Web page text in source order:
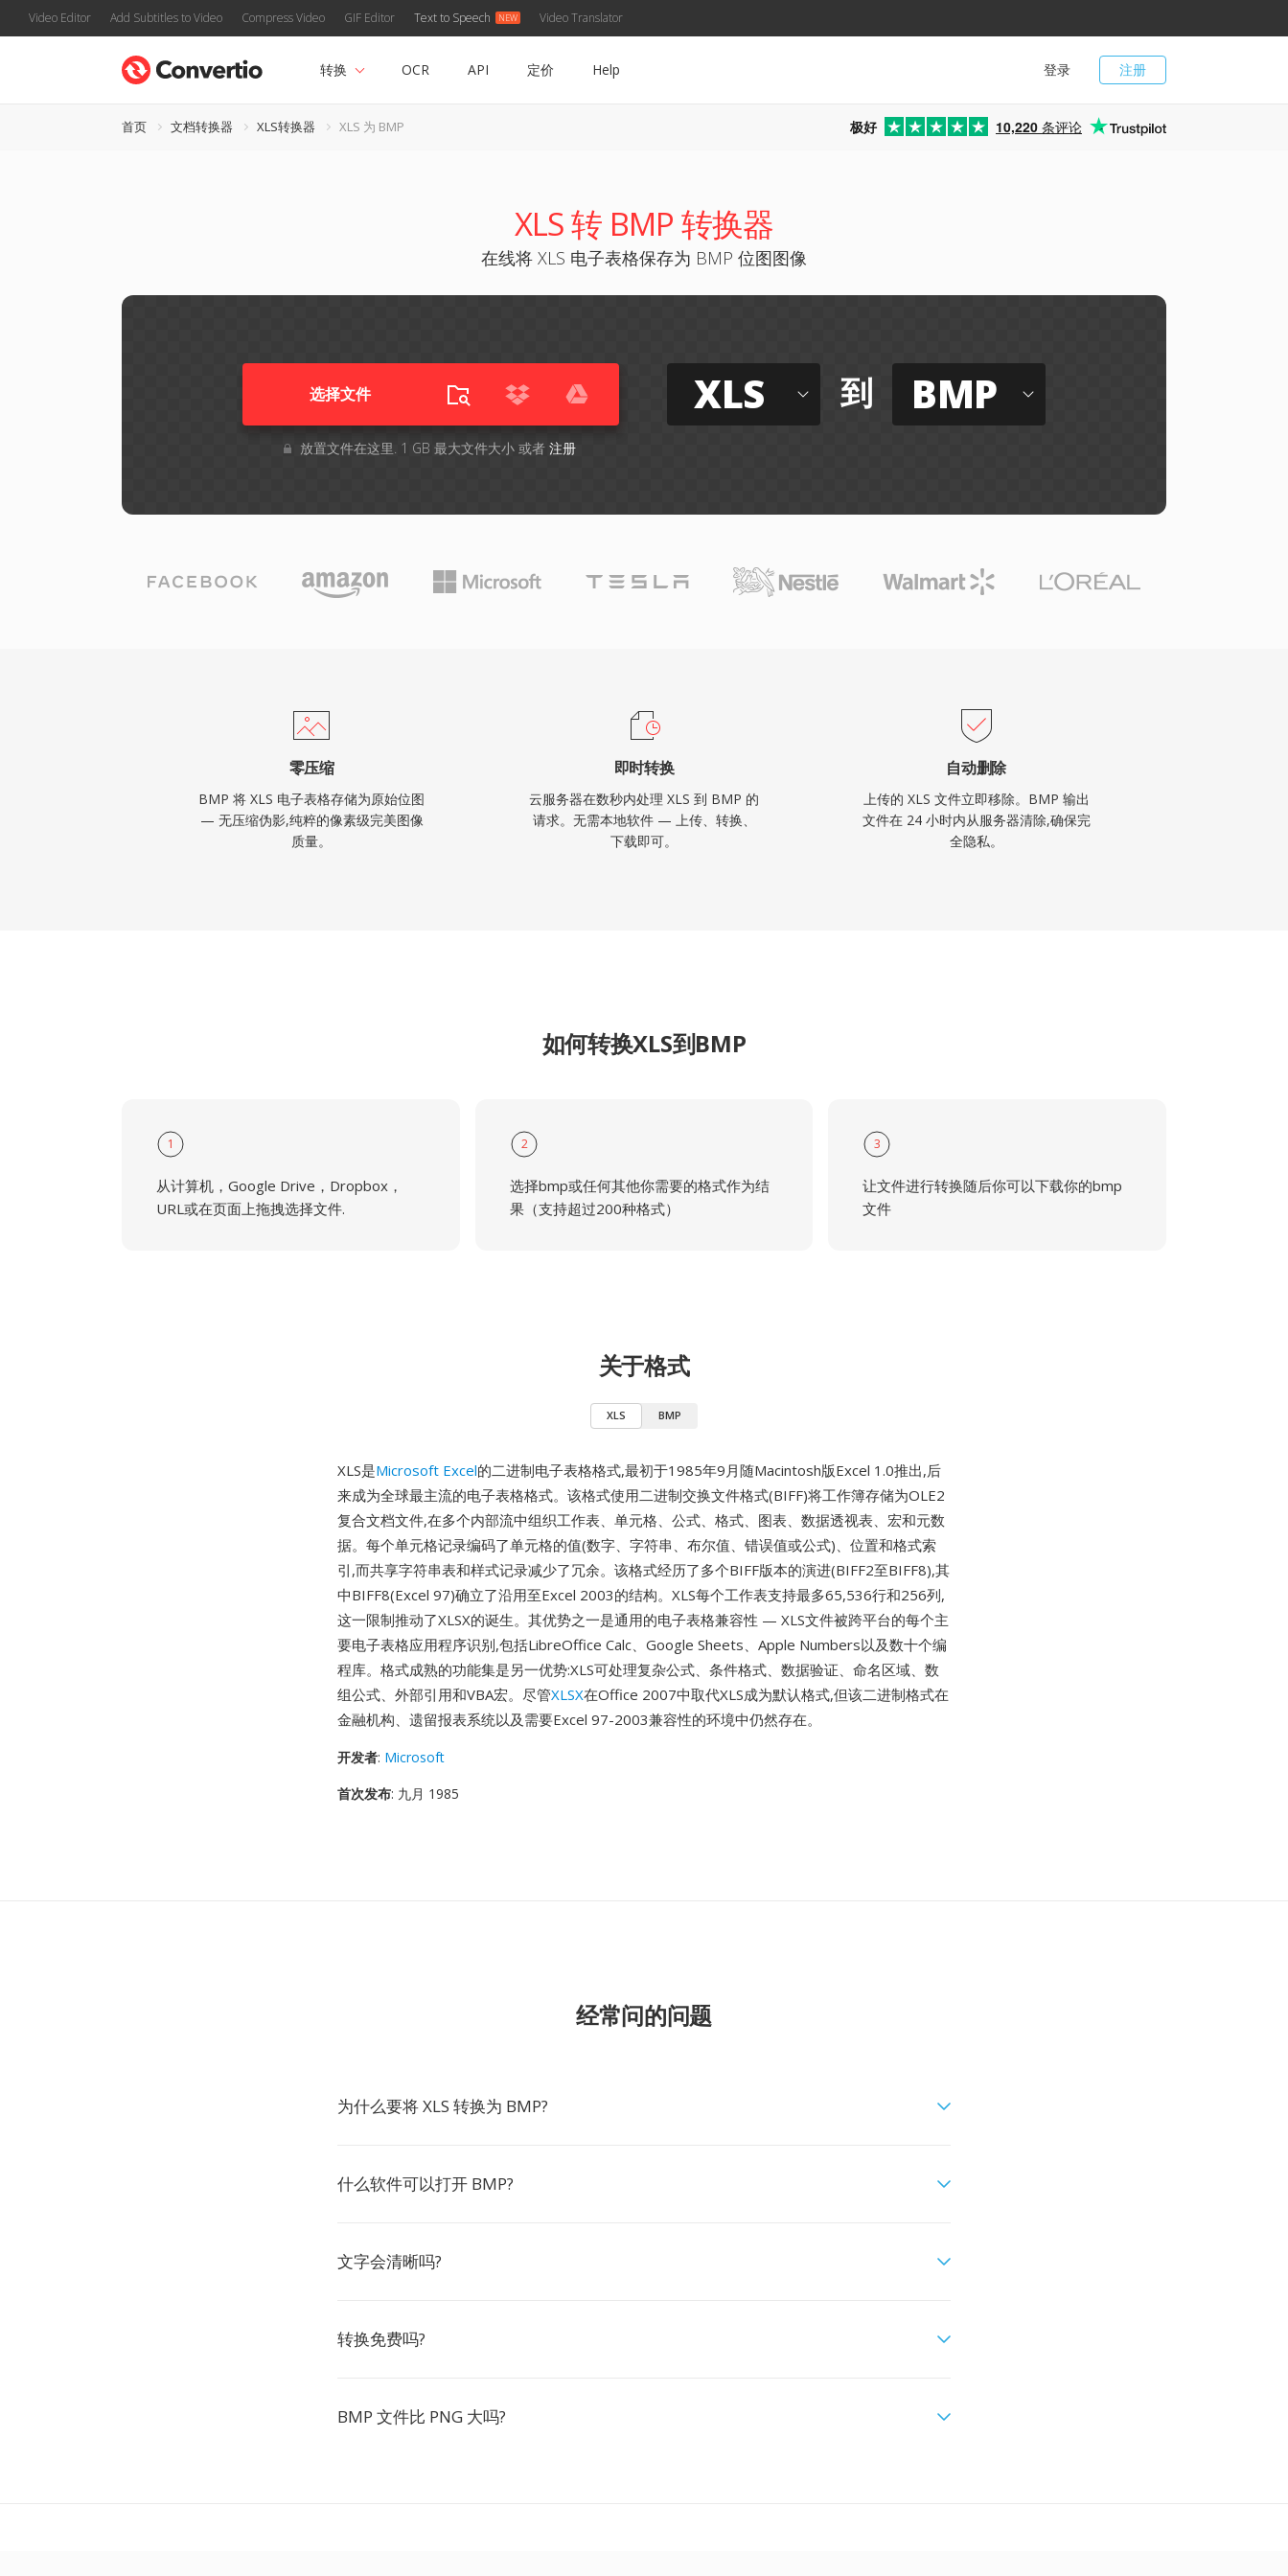
Video Editor Add Subtitles to Video Compress Video GIF Editor Text to Speech Video Translator
注册
登录
转换 OCR API 定价 Help
首页 文档转换器 XLS转换器 XLS 为 BMP 极好 10,220 条评论
XLS 转 BMP 转换器
在线将 XLS 电子表格保存为 BMP 位图图像
选择文件
放置文件在这里. 1 GB 最大文件大小 或者 注册
XLS 到 BMP
零压缩
BMP 将 XLS 电子表格存储为原始位图
— 无压缩伪影,纯粹的像素级完美图像
质量。
即时转换
云服务器在数秒内处理 XLS 到 BMP 的
请求。无需本地软件 — 上传、转换、
下载即可。
自动删除
上传的 XLS 文件立即移除。BMP 输出
文件在 24 小时内从服务器清除,确保完
全隐私。
如何转换XLS到BMP
1
从计算机，Google Drive，Dropbox，
URL或在页面上拖拽选择文件.
2
选择bmp或任何其他你需要的格式作为结
果（支持超过200种格式）
3
让文件进行转换随后你可以下载你的bmp
文件
关于格式
XLS BMP
XLS是Microsoft Excel的二进制电子表格格式,最初于1985年9月随Macintosh版Excel 1.0推出,后
来成为全球最主流的电子表格格式。该格式使用二进制交换文件格式(BIFF)将工作簿存储为OLE2
复合文档文件,在多个内部流中组织工作表、单元格、公式、格式、图表、数据透视表、宏和元数
据。每个单元格记录编码了单元格的值(数字、字符串、布尔值、错误值或公式)、位置和格式索
引,而共享字符串表和样式记录减少了冗余。该格式经历了多个BIFF版本的演进(BIFF2至BIFF8),其
中BIFF8(Excel 97)确立了沿用至Excel 2003的结构。XLS每个工作表支持最多65,536行和256列,
这一限制推动了XLSX的诞生。其优势之一是通用的电子表格兼容性 — XLS文件被跨平台的每个主
要电子表格应用程序识别,包括LibreOffice Calc、Google Sheets、Apple Numbers以及数十个编
程库。格式成熟的功能集是另一优势:XLS可处理复杂公式、条件格式、数据验证、命名区域、数
组公式、外部引用和VBA宏。尽管XLSX在Office 2007中取代XLS成为默认格式,但该二进制格式在
金融机构、遗留报表系统以及需要Excel 97-2003兼容性的环境中仍然存在。
开发者: Microsoft
首次发布: 九月 1985
经常问的问题
为什么要将 XLS 转换为 BMP?
什么软件可以打开 BMP?
文字会清晰吗?
转换免费吗?
BMP 文件比 PNG 大吗?